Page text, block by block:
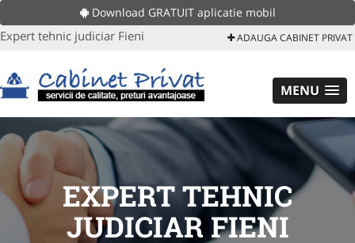
Download GRATUIT aplicatie mobil
Expert tehnic judiciar Fieni ADAUGA CABINET PRIVAT
MENU
EXPERT TEHNIC
JUDICIAR FIENI